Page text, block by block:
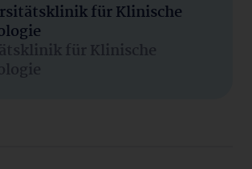
für Klinische
für Klinische